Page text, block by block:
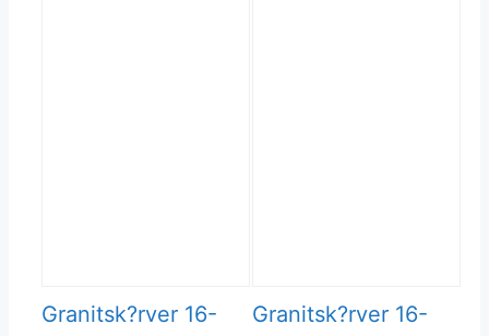
Granitsk?rver 16-
Granitsk?rver 16-